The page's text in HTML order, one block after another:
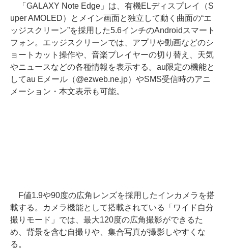
「GALAXY Note Edge」は、有機ELディスプレイ（S
uper AMOLED）とメイン画面と独立して動く曲面の“エ
ッジスクリーン”を採用した5.6インチのAndroidスマート
フォン。エッジスクリーンでは、アプリや動画などのシ
ョートカット操作や、音楽プレイヤーの切り替え、天気
やニュースなどの各種情報を表示する。au限定の機能と
してau Eメール（@ezweb.ne.jp）やSMS受信時のアニ
メーション・本文表示も可能。
F値1.9や90度の広角レンズを採用したインカメラを搭
載する。カメラ機能として搭載されている「ワイド自分
撮りモード」では、最大120度の広角撮影ができるた
め、背景を含む自撮りや、集合写真が撮影しやすくな
る。